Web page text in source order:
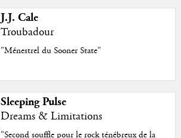
J.J. Cale
Troubadour
"Ménestrel du Sooner State"
Sleeping Pulse
Dreams & Limitations
"Second souffle pour le rock ténébreux de la